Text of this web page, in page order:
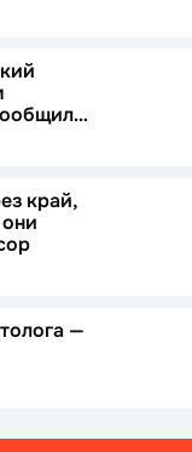
край,
—